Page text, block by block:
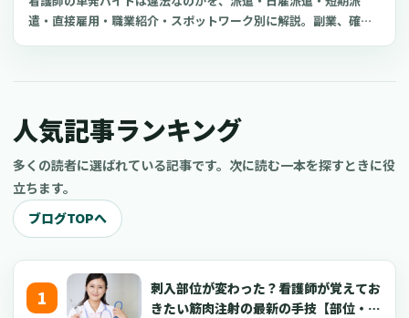
遣・直接雇用・職業紹介・スポットワーク別に解説。副業、確定
人気記事ランキング
多くの読者に選ばれている記事です。次に読む一本を探すときに役
立ちます。
ブログTOPへ
刺入部位が変わった？看護師が覚えてお
きたい筋肉注射の最新の手技【部位・